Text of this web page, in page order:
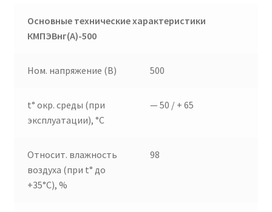
Основные технические характеристики
КМПЭВнг(А)-500
Ном. напряжение (В) 500
t° окр. среды (при
эксплуатации), °C
— 50 / + 65
Относит. влажность
воздуха (при t° до
+35°C), %
98